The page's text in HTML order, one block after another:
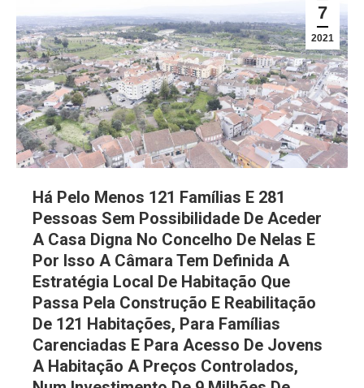
7
2021
Há Pelo Menos 121 Famílias E 281
Pessoas Sem Possibilidade De Aceder
A Casa Digna No Concelho De Nelas E
Por Isso A Câmara Tem Definida A
Estratégia Local De Habitação Que
Passa Pela Construção E Reabilitação
De 121 Habitações, Para Famílias
Carenciadas E Para Acesso De Jovens
A Habitação A Preços Controlados,